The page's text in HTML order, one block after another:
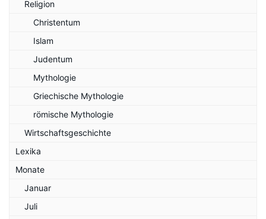
Religion
Christentum
Islam
Judentum
Mythologie
Griechische Mythologie
römische Mythologie
Wirtschaftsgeschichte
Lexika
Monate
Januar
Juli